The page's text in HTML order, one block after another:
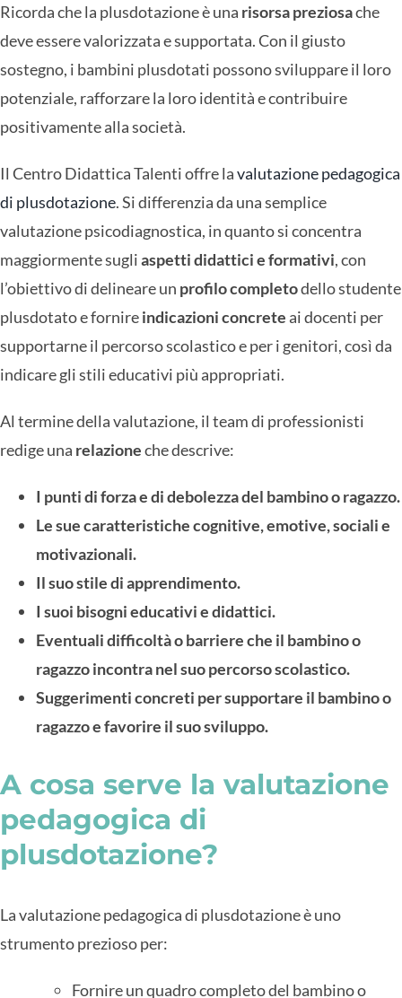
Ricorda che la plusdotazione è una risorsa preziosache
deve essere valorizzata e supportata. Con il giusto
sostegno, i bambini plusdotati possono sviluppare il loro
potenziale, rafforzare la loro identità e contribuire
positivamente alla società.
Il Centro Didattica Talenti offre lavalutazione pedagogica
di plusdotazione.Si differenzia da una semplice
valutazione psicodiagnostica, in quanto si concentra
maggiormente sugliaspetti didattici e formativi, con
l’obiettivo di delineare un profilo completodello studente
plusdotato e fornireindicazioni concrete ai docenti per
supportarne il percorso scolastico e per i genitori, così da
indicare gli stili educativi più appropriati.
Al termine della valutazione, il team di professionisti
redige una relazioneche descrive:
I punti di forza e di debolezza del bambino o ragazzo.
Le sue caratteristiche cognitive, emotive, sociali e
motivazionali.
Il suo stile di apprendimento.
I suoi bisogni educativi e didattici.
Eventuali difficoltà o barriere che il bambino o
ragazzo incontra nel suo percorso scolastico.
Suggerimenti concreti per supportare il bambino o
ragazzo e favorire il suo sviluppo.
A cosa serve la valutazione
pedagogica di
plusdotazione?
La valutazione pedagogica di plusdotazione è uno
strumento prezioso per:
Fornire un quadro completo del bambino o